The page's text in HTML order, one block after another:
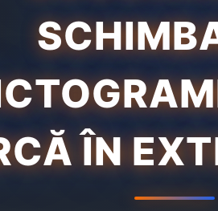
ÎN